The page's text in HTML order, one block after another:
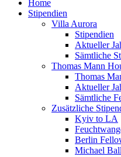
Home
Stipendien
Villa Aurora
Stipendien
Aktueller
Sämtliche
Thomas Mann
Thomas
Aktueller
Sämtliche
Zusätzliche
Kyiv to LA
Berlin
Michael